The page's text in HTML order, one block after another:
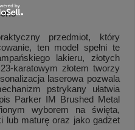
przedmiot, który
ten model spełni te
lakieru, złotych
karatowym złotem tworzy
laserowa pozwala
pstrykany ułatwia
Parker IM Brushed Metal
wyborem na święta,
lub maturę oraz jako gadżet